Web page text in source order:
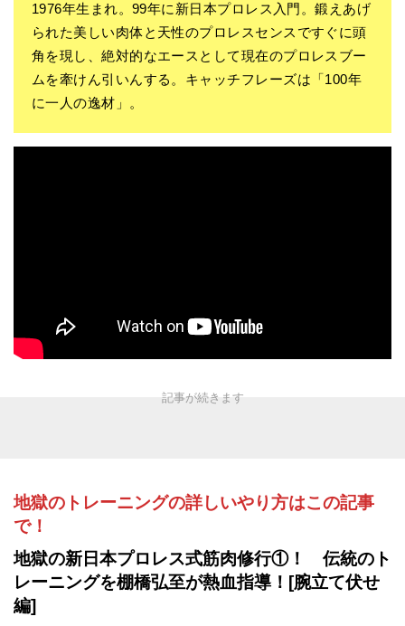
1976年生まれ。99年に新日本プロレス入門。鍛えあげ
られた美しい肉体と天性のプロレスセンスですぐに頭
角を現し、絶対的なエースとして現在のプロレスブー
ムを牽けん引いんする。キャッチフレーズは「100年
に一人の逸材」。
地獄のトレーニングの詳しいやり方はこの記事
で！
地獄の新日本プロレス式筋肉修行①！ 伝統のト
レーニングを棚橋弘至が熱血指導！[腕立て伏せ
編]